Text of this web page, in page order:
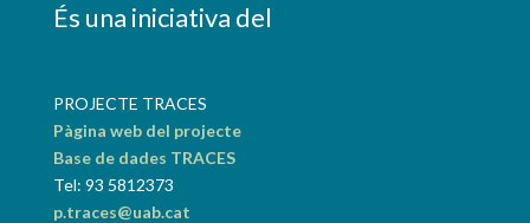
És una iniciativa del
PROJECTE TRACES
Pàgina web del projecte
Base de dades TRACES
Tel: 93 5812373
p.traces@uab.cat